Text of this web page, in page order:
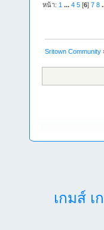
หน้า: 1 ...4 5 [6]7 8
Sritown Community
เกมส์ เ